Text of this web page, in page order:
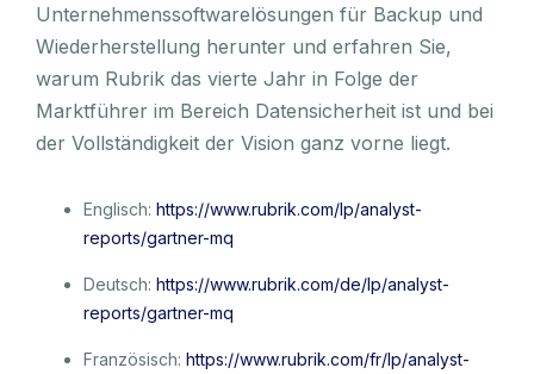
Unternehmenssoftwarelösungen für Backup und
Wiederherstellung herunter und erfahren Sie,
warum Rubrik das vierte Jahr in Folge der
Marktführer im Bereich Datensicherheit ist und bei
der Vollständigkeit der Vision ganz vorne liegt.
Englisch: https://www.rubrik.com/lp/analyst-
reports/gartner-mq
Deutsch: https://www.rubrik.com/de/lp/analyst-
reports/gartner-mq
Französisch: https://www.rubrik.com/fr/lp/analyst-